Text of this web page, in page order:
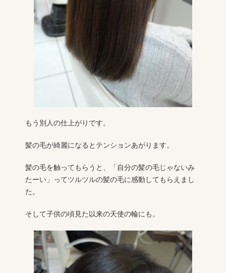
もう別人の仕上がりです。
髪の毛が綺麗になるとテンションあがります。
髪の毛を触ってもらうと、「自分の髪の毛じゃないみ
たーい」ってツルツルの髪の毛に感動してもらえまし
た。
そして子供の頃見た以来の天使の輪にも。